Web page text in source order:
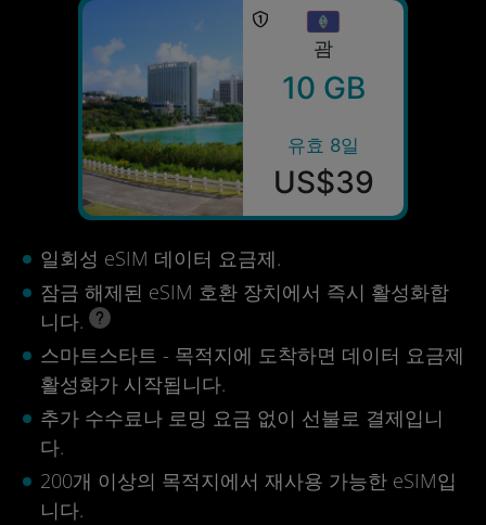
괌
10 GB
유효 8일
US$39
일회성 eSIM 데이터 요금제.
잠금 해제된 eSIM 호환 장치에서 즉시 활성화합
니다.
스마트스타트 - 목적지에 도착하면 데이터 요금제
활성화가 시작됩니다.
추가 수수료나 로밍 요금 없이 선불로 결제입니
다.
200개 이상의 목적지에서 재사용 가능한 eSIM입
니다.